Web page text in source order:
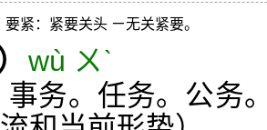
紧：紧要关头 ㄧ无关紧要。
wù ㄨˋ
务。任务。公务